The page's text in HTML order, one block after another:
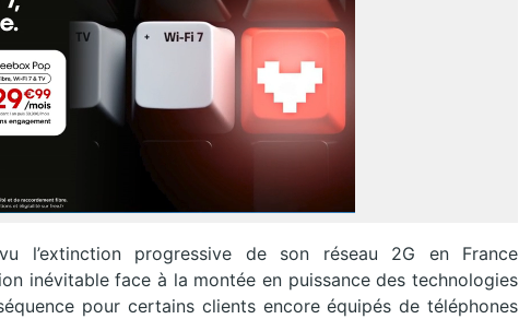
l’extinction progressive de son réseau 2G en France
inévitable face à la montée en puissance des technologies
pour certains clients encore équipés de téléphones